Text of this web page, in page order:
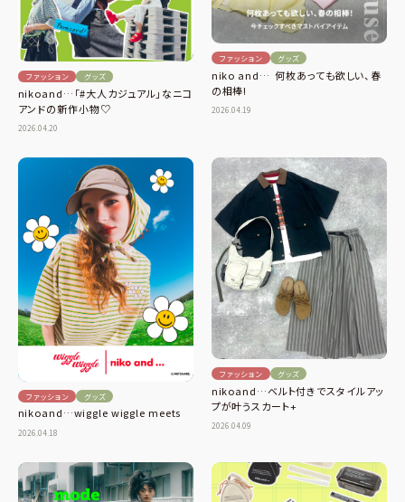
ファッション グッズ
nikoand…「#大人カジュアル」なニコ
アンドの新作小物♡
2026.04.20
ファッション グッズ
niko and… 何枚あっても欲しい、春
の相棒!
2026.04.19
ファッション グッズ
nikoand…wiggle wiggle meets
2026.04.18
ファッション グッズ
nikoand…ベルト付きでスタイルアッ
プが叶うスカート+
2026.04.09